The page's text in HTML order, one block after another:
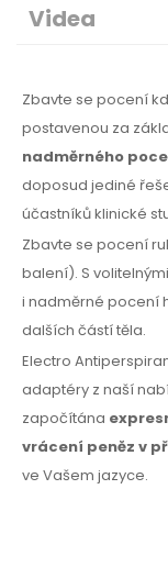
Videa
Zbavte se pocení
postavenou za
nadměrného
doposud jediné
účastníků klinické
Zbavte se pocení
balení). S
i nadměrné pocení
dalších částí těla.
Electro
adaptéry z naší
započítána
vrácení peněz v
ve Vašem jazyce.